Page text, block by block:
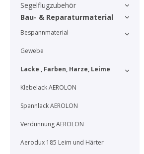
Segelflugzubehör
Bau- & Reparaturmaterial
Bespannmaterial
Gewebe
Lacke , Farben, Harze, Leime
Klebelack AEROLON
Spannlack AEROLON
Verdünnung AEROLON
Aerodux 185 Leim und Härter